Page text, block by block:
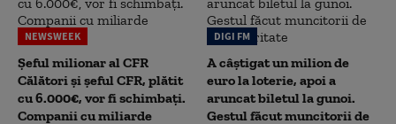
NEWSWEEK
Șeful milionar al CFR
Călători și șeful CFR, plătit
cu 6.000€, vor fi schimbați.
Companii cu miliarde
DIGI FM
A câștigat un milion de
euro la loterie, apoi a
aruncat biletul la gunoi.
Gestul făcut muncitorii de